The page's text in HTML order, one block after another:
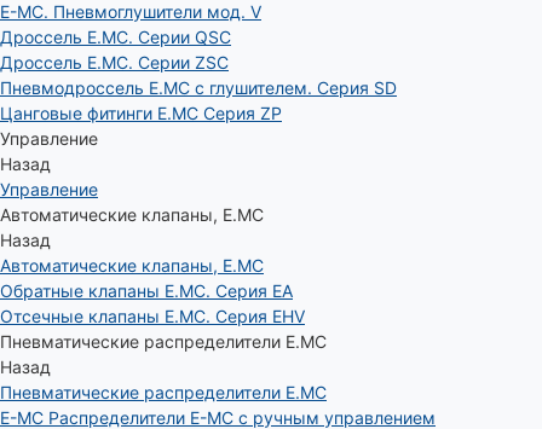
E-MC. Пневмоглушители мод. V
Дроссель E.MC. Серии QSC
Дроссель E.MC. Серии ZSC
Пневмодроссель E.MC с глушителем. Серия SD
Цанговые фитинги E.MC Серия ZP
Управление
Назад
Управление
Автоматические клапаны, Е.МС
Назад
Автоматические клапаны, Е.МС
Обратные клапаны E.MC. Серия EA
Отсечные клапаны E.MC. Серия EHV
Пневматические распределители E.MC
Назад
Пневматические распределители E.MC
E-MC Распределители E-MC с ручным управлением